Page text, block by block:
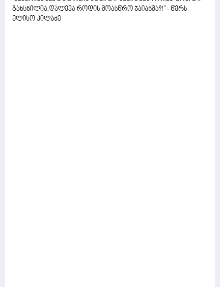
გახსნილია,დალევა როდის მოასწრო ჯაიანმა?!" - წერს
ელისო კილაძე